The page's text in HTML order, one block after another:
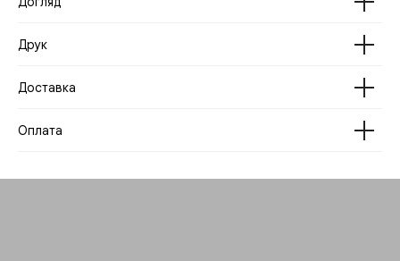
Друк
Доставка
Оплата